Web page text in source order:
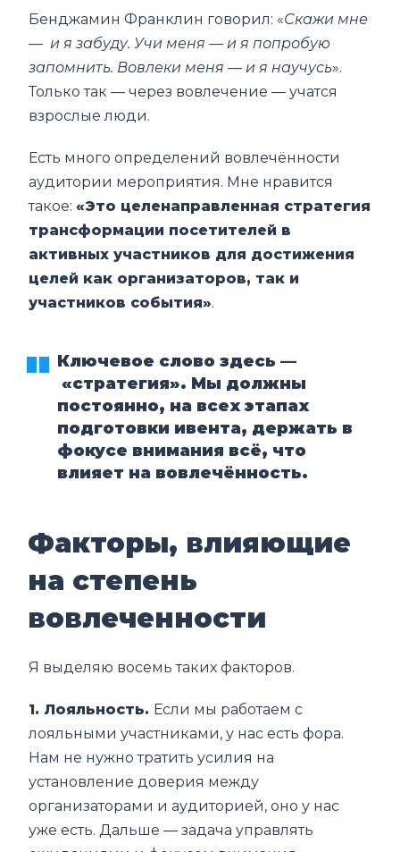
Бенджамин Франклин говорил: «Скажи мне
— и я забуду. Учи меня — и я попробую
запомнить. Вовлеки меня — и я научусь».
Только так — через вовлечение — учатся
взрослые люди.
Есть много определений вовлечённости
аудитории мероприятия. Мне нравится
такое:«Это целенаправленная стратегия
трансформации посетителей в
активных участников для достижения
целей как организаторов, так и
участников события».
Ключевое слово здесь —
«стратегия». Мы должны
постоянно, на всех этапах
подготовки ивента, держать в
фокусе внимания всё, что
влияет на вовлечённость.
Факторы, влияющие
на степень
вовлеченности
Я выделяю восемь таких факторов.
1. Лояльность. Если мы работаем с
лояльными участниками, у нас есть фора.
Нам не нужно тратить усилия на
установление доверия между
организаторами и аудиторией, оно у нас
уже есть. Дальше ― задача управлять